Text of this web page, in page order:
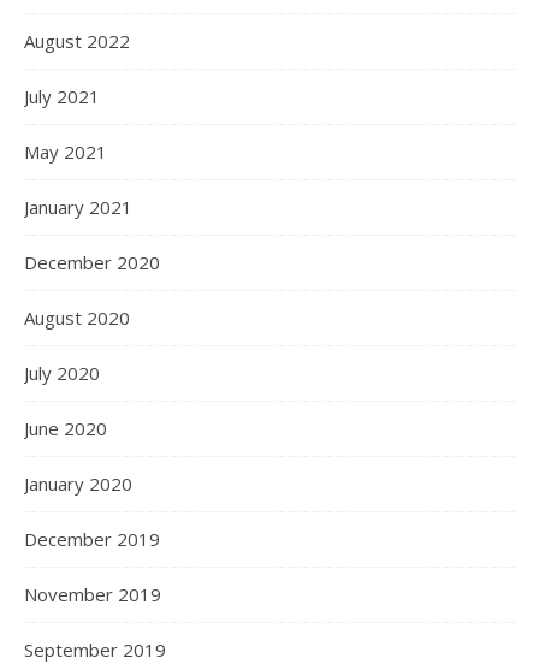
August 2022
July 2021
May 2021
January 2021
December 2020
August 2020
July 2020
June 2020
January 2020
December 2019
November 2019
September 2019